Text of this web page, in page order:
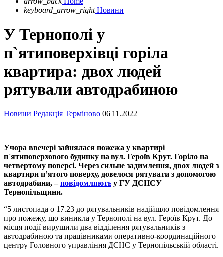
keyboard_arrow_right Новини
У Тернополі у
п`ятиповерхівці горіла
квартира: двох людей
рятували автодрабиною
Новини Редакція Терміново 06.11.2022
Учора ввечері зайнялася пожежа у квартирі
п`ятиповерхового будинку на вул. Героїв Крут. Горіло на
четвертому поверсі. Через сильне задимлення, двох людей з
квартири п’ятого поверху, довелося рятувати з допомогою
автодрабини, –повідомляють у ГУ ДСНСУ
Тернопільщини.
“5 листопада о 17.23 до рятувальників надійшло повідомлення
про пожежу, що виникла у Тернополі на вул. Героїв Крут. До
місця події вирушили два відділення рятувальників з
автодрабиною та працівниками оперативно-координаційного
центру Головного управління ДСНС у Тернопільській області.